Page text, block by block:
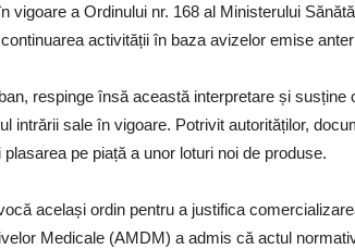
vigoare a Ordinului nr. 168 al Ministerului
activității în baza avizelor emise
respinge însă această interpretare și susține
intrării sale în vigoare. Potrivit autorităților,
pe piață a unor loturi noi de produse.
același ordin pentru a justifica
Medicale (AMDM) a admis că actul